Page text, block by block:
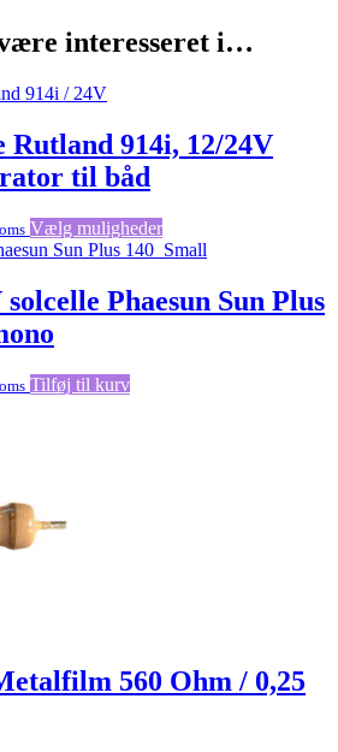
interesseret i…
Rutland 914i, 12/24V
til båd
Vælg mulighederDette
vare
varianter.
Phaesun Sun Plus
Tilføj til kurv
560 Ohm / 0,25